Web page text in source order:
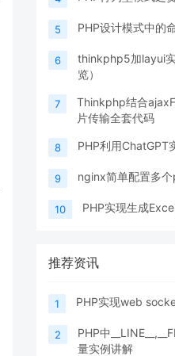
5 PHP设计模式中的
6
thinkphp5加layui
览）
7
Thinkphp结合
片传输全套代码
8 PHP利用ChatGPT
9 nginx简单配置多
10 PHP实现生成
推荐资讯
1 PHP实现web
2
PHP中
量实例讲解